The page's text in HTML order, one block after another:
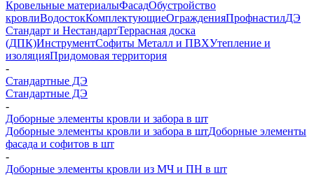
Кровельные материалыФасадОбустройство
кровлиВодостокКомплектующиеОгражденияПрофнастилДЭ
Стандарт и НестандартТеррасная доска
(ДПК)ИнструментСофиты Металл и ПВХУтепление и
изоляцияПридомовая территория
-
Стандартные ДЭ
Стандартные ДЭ
-
Доборные элементы кровли и забора в шт
Доборные элементы кровли и забора в штДоборные элементы
фасада и софитов в шт
-
Доборные элементы кровли из МЧ и ПН в шт